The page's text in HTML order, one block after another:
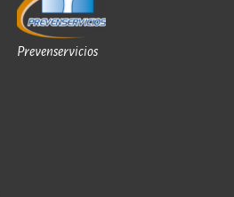
Prevenservicios